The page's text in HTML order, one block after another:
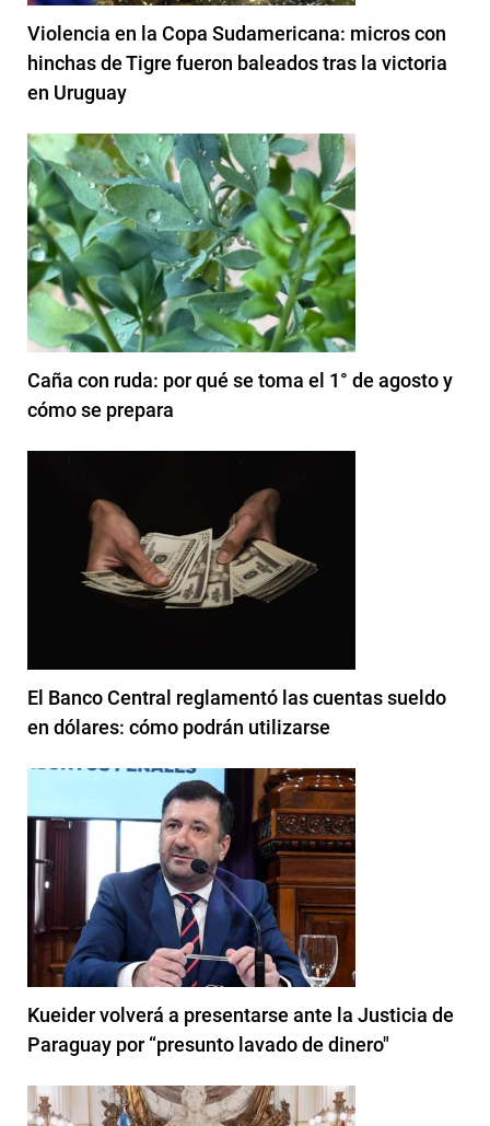
Violencia en la Copa Sudamericana: micros con
hinchas de Tigre fueron baleados tras la victoria
en Uruguay
Caña con ruda: por qué se toma el 1° de agosto y
cómo se prepara
El Banco Central reglamentó las cuentas sueldo
en dólares: cómo podrán utilizarse
Kueider volverá a presentarse ante la Justicia de
Paraguay por “presunto lavado de dinero"